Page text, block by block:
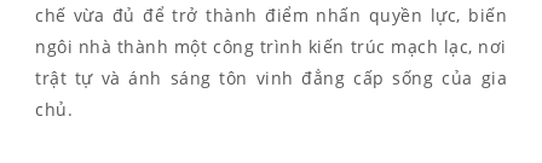
chế vừa đủ để trở thành điểm nhấn quyền lực, biến
ngôi nhà thành một công trình kiến trúc mạch lạc, nơi
trật tự và ánh sáng tôn vinh đẳng cấp sống của gia
chủ.